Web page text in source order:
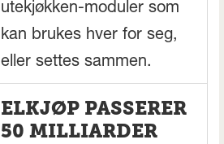
utekjøkken-moduler som
kan brukes hver for seg,
eller settes sammen.
ELKJØP PASSERER
50 MILLIARDER